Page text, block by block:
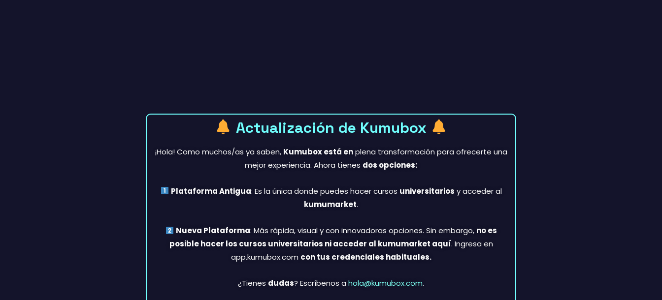
Actualización de Kumubox
¡Hola! Como muchos/as ya saben, Kumubox está enplena transformación para ofrecerte una
mejor experiencia. Ahora tienes dos opciones:
Plataforma Antigua: Es la única donde puedes hacer cursos universitarios y acceder al
kumumarket.
Nueva Plataforma: Más rápida, visual y con innovadoras opciones. Sin embargo, no es
posible hacer los cursos universitarios ni acceder al kumumarket aquí. Ingresa en
app.kumubox.com con tus credenciales habituales.
¿Tienes dudas? Escríbenos a hola@kumubox.com.